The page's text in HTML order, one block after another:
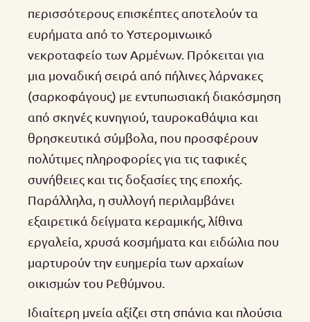
περισσότερους επισκέπτες αποτελούν τα
ευρήματα από το Υστερομινωικό
νεκροταφείο των Αρμένων. Πρόκειται για
μια μοναδική σειρά από πήλινες λάρνακες
(σαρκοφάγους) με εντυπωσιακή διακόσμηση
από σκηνές κυνηγιού, ταυροκαθάψια και
θρησκευτικά σύμβολα, που προσφέρουν
πολύτιμες πληροφορίες για τις ταφικές
συνήθειες και τις δοξασίες της εποχής.
Παράλληλα, η συλλογή περιλαμβάνει
εξαιρετικά δείγματα κεραμικής, λίθινα
εργαλεία, χρυσά κοσμήματα και ειδώλια που
μαρτυρούν την ευημερία των αρχαίων
οικισμών του Ρεθύμνου.
Ιδιαίτερη μνεία αξίζει στη σπάνια και πλούσια